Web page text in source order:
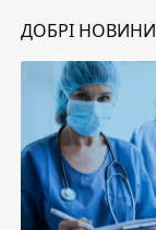
ДОБРІ НОВИНИ